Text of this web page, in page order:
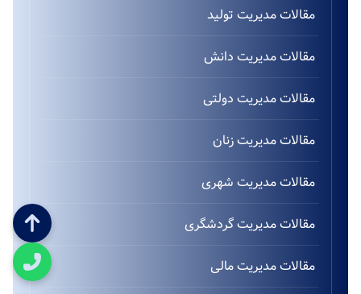
مقالات مدیریت تولید
مقالات مدیریت دانش
مقالات مدیریت دولتی
مقالات مدیریت زنان
مقالات مدیریت شهری
مقالات مدیریت گردشگری
مقالات مدیریت مالی